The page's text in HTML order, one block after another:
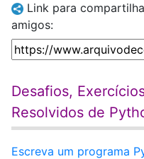
Link para
amigos:
Desafios,
Resolvidos de
Escreva um programa